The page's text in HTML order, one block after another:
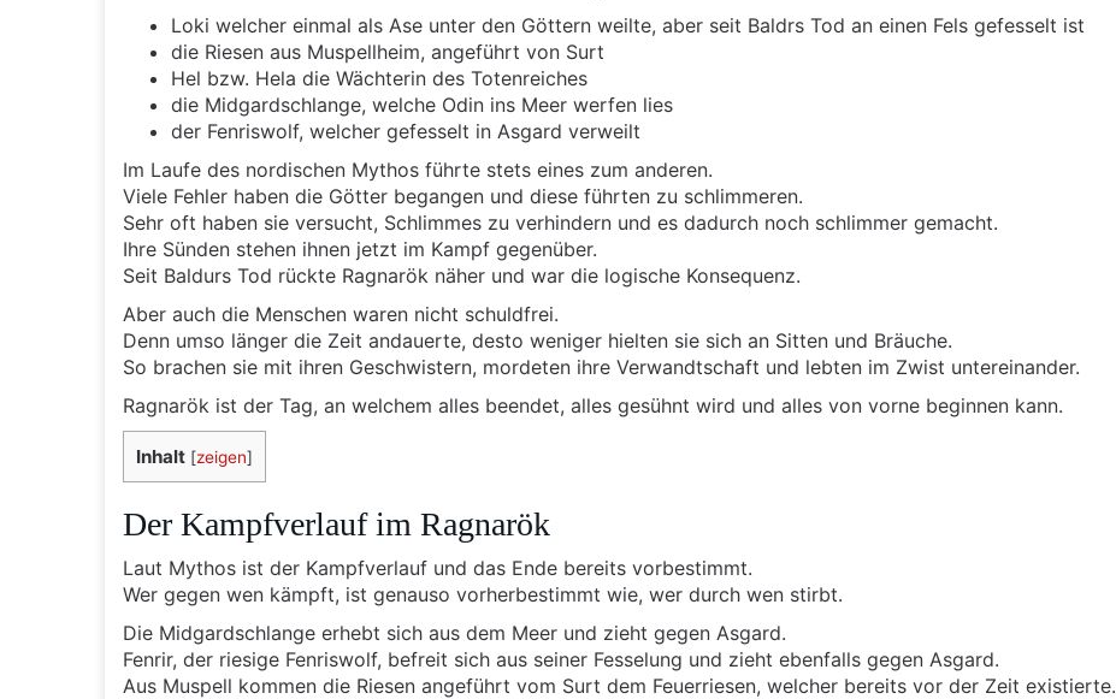
Loki welcher einmal als Ase unter den Göttern weilte, aber seit Baldrs Tod an einen Fels gefesselt ist
die Riesen aus Muspellheim, angeführt von Surt
Hel bzw. Hela die Wächterin des Totenreiches
die Midgardschlange, welche Odin ins Meer werfen lies
der Fenriswolf, welcher gefesselt in Asgard verweilt
Im Laufe des nordischen Mythos führte stets eines zum anderen.
Viele Fehler haben die Götter begangen und diese führten zu schlimmeren.
Sehr oft haben sie versucht, Schlimmes zu verhindern und es dadurch noch schlimmer gemacht.
Ihre Sünden stehen ihnen jetzt im Kampf gegenüber.
Seit Baldurs Tod rückte Ragnarök näher und war die logische Konsequenz.
Aber auch die Menschen waren nicht schuldfrei.
Denn umso länger die Zeit andauerte, desto weniger hielten sie sich an Sitten und Bräuche.
So brachen sie mit ihren Geschwistern, mordeten ihre Verwandtschaft und lebten im Zwist untereinander.
Ragnarök ist der Tag, an welchem alles beendet, alles gesühnt wird und alles von vorne beginnen kann.
Inhalt [zeigen]
Der Kampfverlauf im Ragnarök
Laut Mythos ist der Kampfverlauf und das Ende bereits vorbestimmt.
Wer gegen wen kämpft, ist genauso vorherbestimmt wie, wer durch wen stirbt.
Die Midgardschlange erhebt sich aus dem Meer und zieht gegen Asgard.
Fenrir, der riesige Fenriswolf, befreit sich aus seiner Fesselung und zieht ebenfalls gegen Asgard.
Aus Muspell kommen die Riesen angeführt vom Surt dem Feuerriesen, welcher bereits vor der Zeit existierte.